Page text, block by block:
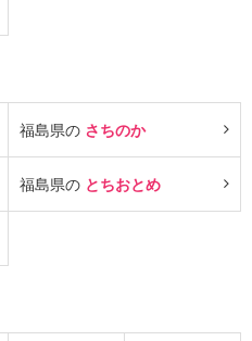
福島県の さちのか
福島県の とちおとめ